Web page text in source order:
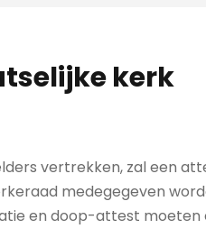
kerk
vertrekken, zal een
medegegeven
en doop-attest moeten